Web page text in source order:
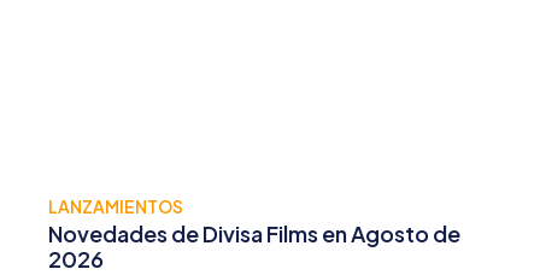
LANZAMIENTOS
Novedades de Divisa Films en Agosto de
2026